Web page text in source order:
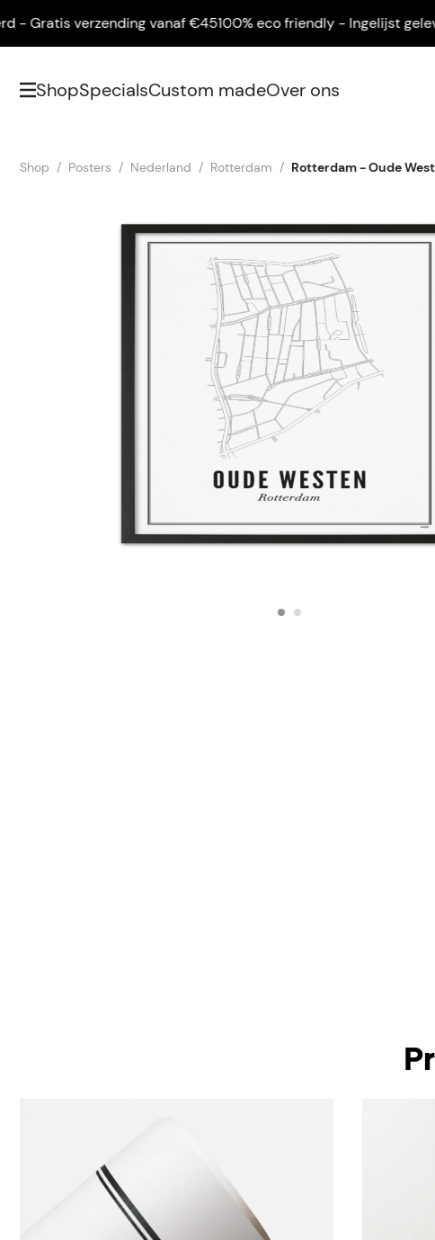
verzending vanaf €45100% eco friendly - Ingelijst geleverd
ShopSpecialsCustom madeOver ons
Shop Posters Nederland Rotterdam Rotterdam - Oude